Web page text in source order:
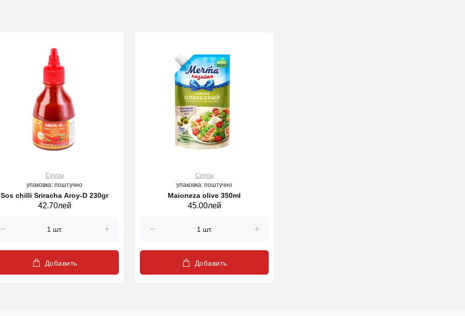
Соусы
упаковка: поштучно
Sos chilli Sriracha Aroy-D 230gr
42.70лей
Добавить
Соусы
упаковка: поштучно
Maioneza olive 350ml
45.00лей
Добавить